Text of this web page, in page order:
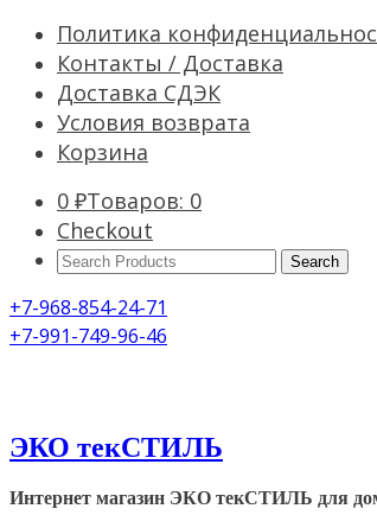
Политика
Контакты / Доставка
Доставка СДЭК
Условия возврата
Корзина
0 ₽Товаров: 0
Checkout
Search
+7-968-854-24-71
+7-991-749-96-46
ЭКО текСТИЛЬ
Интернет магазин ЭКО текСТИЛЬ для